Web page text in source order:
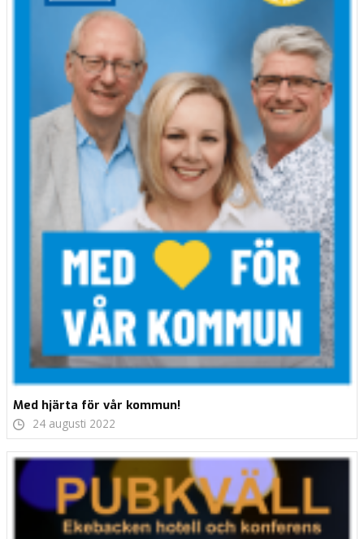
Med hjärta för vår kommun!
24 augusti 2022